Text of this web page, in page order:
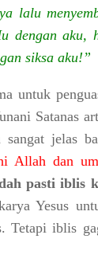
lalu
dengan aku,
siksa aku!”
untuk
Satanas
sangat jelas
Allah dan
pasti iblis
Yesus
Tetapi iblis